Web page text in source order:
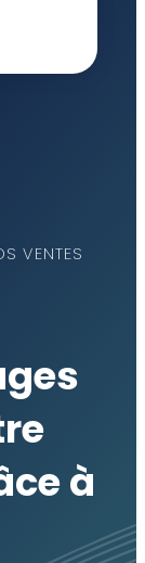
VENTES
à